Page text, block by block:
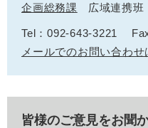
企画総務課 広域連携班
Tel：092-643-3221
メールでのお問い合わせ
皆様のご意見をお聞